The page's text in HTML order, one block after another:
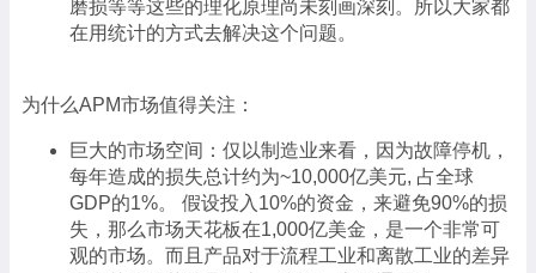
磨损等等这些的理化原理尚未刻画深刻。所以大家都
在用统计的方式去解决这个问题。
为什么APM市场值得关注：
巨大的市场空间：仅以制造业来看，因为故障停机，
每年造成的损失总计约为~10,000亿美元, 占全球
GDP的1%。 假设投入10%的资金，来避免90%的损
失，那么市场天花板在1,000亿美金，是一个非常可
观的市场。而且产品对于流程工业和离散工业的差异